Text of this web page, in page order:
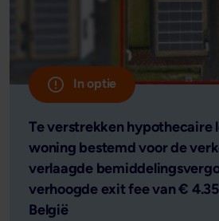
In optie
Te verstrekken hypothecaire
woning bestemd voor de
verlaagde
verhoogde exit fee van €
België